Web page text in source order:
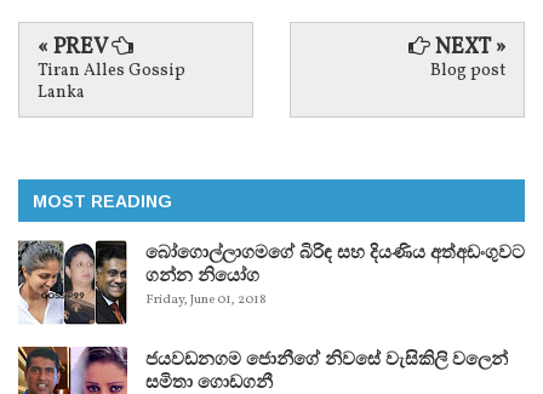
« PREV
Tiran Alles Gossip
Lanka
NEXT »
Blog post
MOST READING
බෝගොල්ලාගමගේ බිරිඳ සහ දියණිය අත්අඩංගුවට
ගන්න නියෝග
Friday, June 01, 2018
ජයවඩනගම ජොනීගේ නිවසේ වැසිකිලි වලෙන්
සමිතා ගොඩගනී